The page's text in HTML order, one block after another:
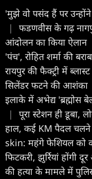
'मुझे वो पसंद हैं पर
|
फडणवीस के गढ़
आंदोलन का किया ऐलान
'पंच', रोहित शर्मा की
रायपुर की फैक्ट्री में
सिलेंडर फटने की आशंका
इलाके में अभेद्य 'ब्रह्मोस
|
पूरा स्टेशन ही डूबा,
हाल, कई KM पैदल
skin: महंगे फेशियल को
फिटकरी, झुर्रियां होंगी
की हत्या के मामले में